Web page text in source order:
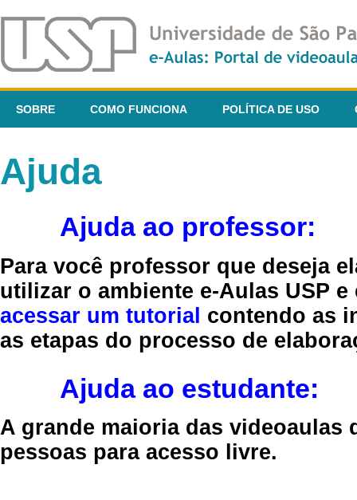
SOBRE COMO FUNCIONA POLÍTICA DE USO
Ajuda
Ajuda ao professor:
Para você professor que deseja
utilizar o ambiente e-Aulas USP
acessar um tutorial contendo as
as etapas do processo de
Ajuda ao estudante:
A grande maioria das videoaulas
pessoas para acesso livre.